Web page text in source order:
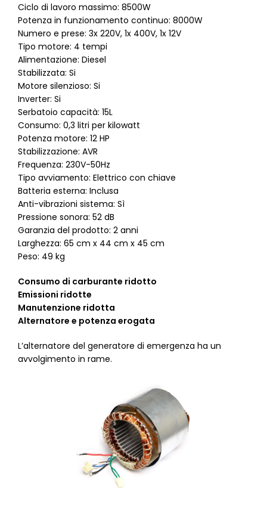
Ciclo di lavoro massimo: 8500W
Potenza in funzionamento continuo: 8000W
Numero e prese: 3x 220V, 1x 400V, 1x 12V
Tipo motore: 4 tempi
Alimentazione: Diesel
Stabilizzata: Si
Motore silenzioso: Si
Inverter: Si
Serbatoio capacità: 15L
Consumo: 0,3 litri per kilowatt
Potenza motore: 12 HP
Stabilizzazione: AVR
Frequenza: 230V-50Hz
Tipo avviamento: Elettrico con chiave
Batteria esterna: Inclusa
Anti-vibrazioni sistema: Sì
Pressione sonora: 52 dB
Garanzia del prodotto: 2 anni
Larghezza: 65 cm x 44 cm x 45 cm
Peso: 49 kg
Consumo di carburante ridotto
Emissioni ridotte
Manutenzione ridotta
Alternatore e potenza erogata
L’alternatore del generatore di emergenza ha un
avvolgimento in rame.